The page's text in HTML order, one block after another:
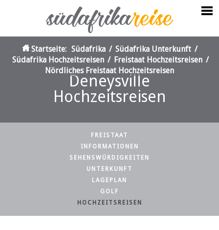
Deneysville
Hochzeitsreisen
Startseite: Südafrika / Südafrika Unterkunft /
Südafrika Hochzeitsreisen / Freistaat Hochzeitsreisen /
Nördliches Freistaat Hochzeitsreisen
FREISTAAT
INFORMATIONEN
SEHENSWÜRDIGKEITEN
UNTERKUNFT
LAGEPLAN
GOLF
HOCHZEITSREISEN